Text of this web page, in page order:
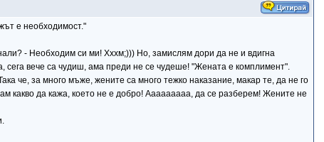
е необходимост."
- Необходим си ми! Хххм;))) Но, замислям дори да не и вдигна
сега вече са чудиш, ама преди не се чудеше! "Жената е комплимент".
че, за много мъже, жените са много тежко наказание, макар те, да не го
какво да кажа, което не е добро! Ааааааааа, да се разберем! Жените не